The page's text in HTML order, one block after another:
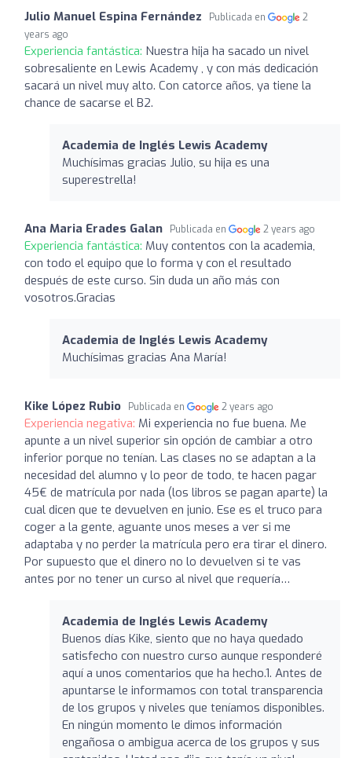
Julio Manuel Espina Fernández Publicada en
2
years ago
Experiencia fantástica: Nuestra hija ha sacado un nivel
sobresaliente en Lewis Academy , y con más dedicación
sacará un nivel muy alto. Con catorce años, ya tiene la
chance de sacarse el B2.
Academia de Inglés Lewis Academy
Muchísimas gracias Julio, su hija es una
superestrella!
Ana Maria Erades Galan Publicada en 2 years ago
Experiencia fantástica: Muy contentos con la academia,
con todo el equipo que lo forma y con el resultado
después de este curso. Sin duda un año más con
vosotros.Gracias
Academia de Inglés Lewis Academy
Muchísimas gracias Ana María!
Kike López Rubio Publicada en 2 years ago
Experiencia negativa: Mi experiencia no fue buena. Me
apunte a un nivel superior sin opción de cambiar a otro
inferior porque no tenían. Las clases no se adaptan a la
necesidad del alumno y lo peor de todo, te hacen pagar
45€ de matrícula por nada (los libros se pagan aparte) la
cual dicen que te devuelven en junio. Ese es el truco para
coger a la gente, aguante unos meses a ver si me
adaptaba y no perder la matrícula pero era tirar el dinero.
Por supuesto que el dinero no lo devuelven si te vas
antes por no tener un curso al nivel que requería…
Academia de Inglés Lewis Academy
Buenos días Kike, siento que no haya quedado
satisfecho con nuestro curso aunque responderé
aquí a unos comentarios que ha hecho.1. Antes de
apuntarse le informamos con total transparencia
de los grupos y niveles que teníamos disponibles.
En ningún momento le dimos información
engañosa o ambigua acerca de los grupos y sus